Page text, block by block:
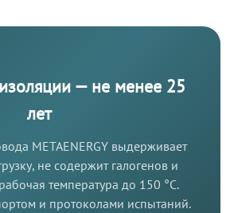
— не менее 25
лет
METAENERGY выдерживает
не содержит галогенов и
температура до 150 °C.
и протоколами испытаний.